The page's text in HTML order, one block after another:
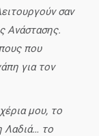
σαν
Ανάστασης.
που
για τον
μου, το
Λαδιά… το